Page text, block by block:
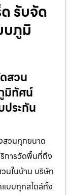
รับจัด
บภูมิ
สวน
มิทัศน์
ประกัน
สวนทุกขนาด
การวัดพื้นที่ถึง
วนในบ้าน บริษัท
แบบทุกสไตล์ทั้ง